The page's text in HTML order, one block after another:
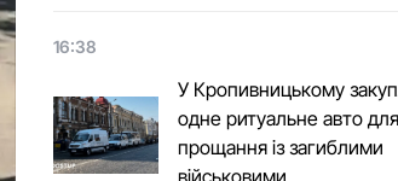
16:38
У Кропивницькому
одне ритуальне авто для
прощання із загиблими
військовими